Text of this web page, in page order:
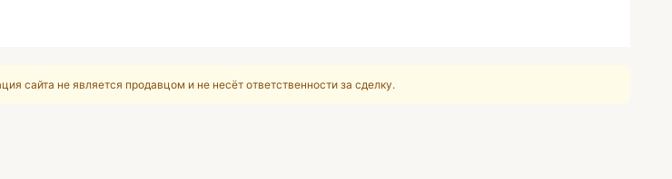
сайта не является продавцом и не несёт ответственности за сделку.